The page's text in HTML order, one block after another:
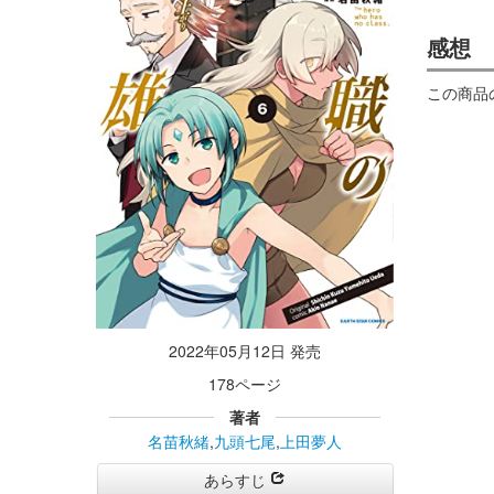
2022年05月12日 発売
178ページ
著者
名苗秋緒,九頭七尾, 上田夢人
あらすじ
感想
この商品